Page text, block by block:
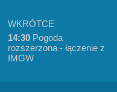
WKRÓTCE
14:30 Pogoda
rozszerzona - łączenie z
IMGW